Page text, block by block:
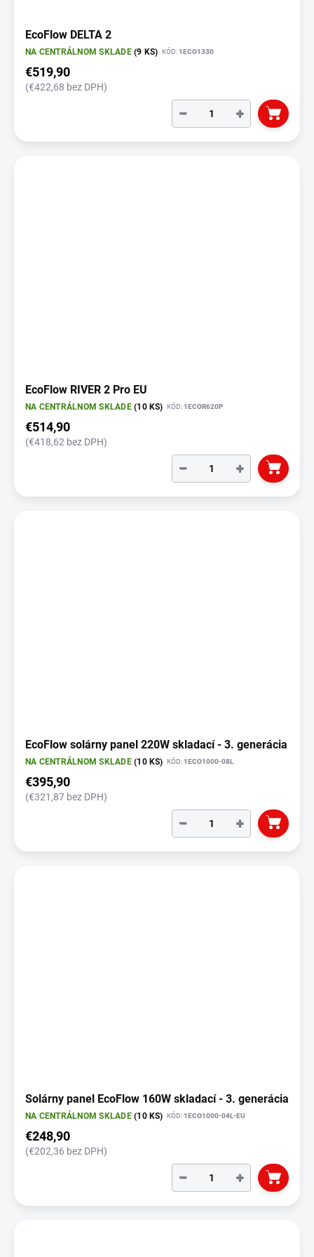
EcoFlow DELTA 2
NA CENTRÁLNOM SKLADE(9 KS) KÓD:1ECO1330
€519,90
(€422,68 bez DPH)
+
−
EcoFlow RIVER 2 Pro EU
NA CENTRÁLNOM SKLADE(10 KS) KÓD:1ECOR620P
€514,90
(€418,62 bez DPH)
+
−
EcoFlow solárny panel 220W skladací - 3. generácia
NA CENTRÁLNOM SKLADE(10 KS) KÓD:1ECO1000-08L
€395,90
(€321,87 bez DPH)
+
−
Solárny panel EcoFlow 160W skladací - 3. generácia
NA CENTRÁLNOM SKLADE(10 KS) KÓD:1ECO1000-04L-EU
€248,90
(€202,36 bez DPH)
+
−